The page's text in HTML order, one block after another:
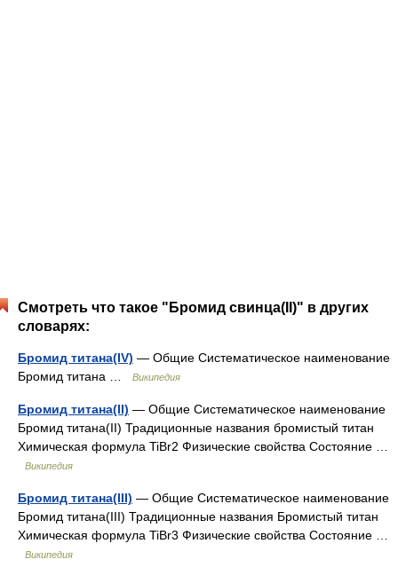
Смотреть что такое "Бромид свинца(II)" в других
словарях:
Бромид титана(IV) — Общие Систематическое наименование
Бромид титана …
Википедия
Бромид титана(II) — Общие Систематическое наименование
Бромид титана(II) Традиционные названия бромистый титан
Химическая формула TiBr2 Физические свойства Состояние …
Википедия
Бромид титана(III) — Общие Систематическое наименование
Бромид титана(III) Традиционные названия Бромистый титан
Химическая формула TiBr3 Физические свойства Состояние …
Википедия